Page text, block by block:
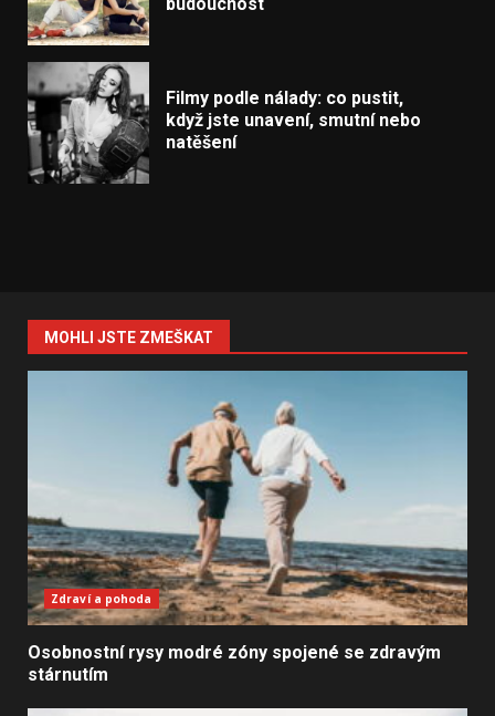
Filmy podle nálady: co pustit,
když jste unavení, smutní nebo
natěšení
MOHLI JSTE ZMEŠKAT
Zdraví a pohoda
Osobnostní rysy modré zóny spojené se zdravým
stárnutím